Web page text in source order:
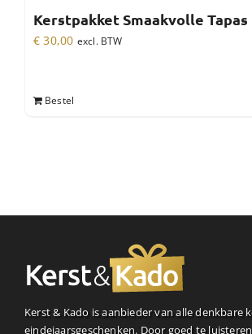
Kerstpakket Smaakvolle Tapas
€ 30,00 excl. BTW
Bestel
Kerst & Kado is aanbieder van alle denkbare
eindejaarsgeschenken. Door goed te